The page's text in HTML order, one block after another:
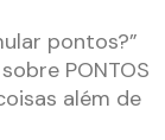
pontos?”
PONTOS
além de